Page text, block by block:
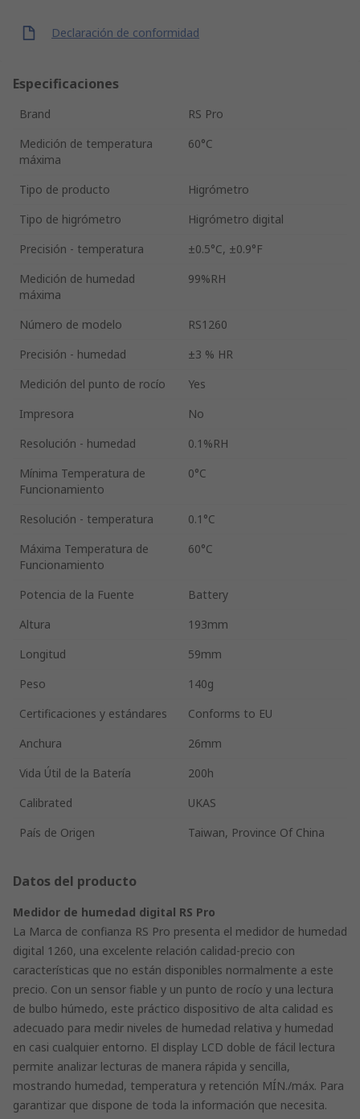
Declaración de conformidad
Especificaciones
Brand
RS Pro
Medición de temperatura
máxima
60°C
Tipo de producto
Higrómetro
Tipo de higrómetro
Higrómetro digital
Precisión - temperatura
±0.5°C, ±0.9°F
Medición de humedad
máxima
99%RH
Número de modelo
RS1260
Precisión - humedad
±3 % HR
Medición del punto de rocío
Yes
Impresora
No
Resolución - humedad
0.1%RH
Mínima Temperatura de
Funcionamiento
0°C
Resolución - temperatura
0.1°C
Máxima Temperatura de
Funcionamiento
60°C
Potencia de la Fuente
Battery
Altura
193mm
Longitud
59mm
Peso
140g
Certificaciones y estándares
Conforms to EU
Anchura
26mm
Vida Útil de la Batería
200h
Calibrated
UKAS
País de Origen
Taiwan, Province Of China
Datos del producto
Medidor de humedad digital RS Pro
La Marca de confianza RS Pro presenta el medidor de humedad
digital 1260, una excelente relación calidad-precio con
características que no están disponibles normalmente a este
precio. Con un sensor fiable y un punto de rocío y una lectura
de bulbo húmedo, este práctico dispositivo de alta calidad es
adecuado para medir niveles de humedad relativa y humedad
en casi cualquier entorno. El display LCD doble de fácil lectura
permite analizar lecturas de manera rápida y sencilla,
mostrando humedad, temperatura y retención MÍN./máx. Para
garantizar que dispone de toda la información que necesita.